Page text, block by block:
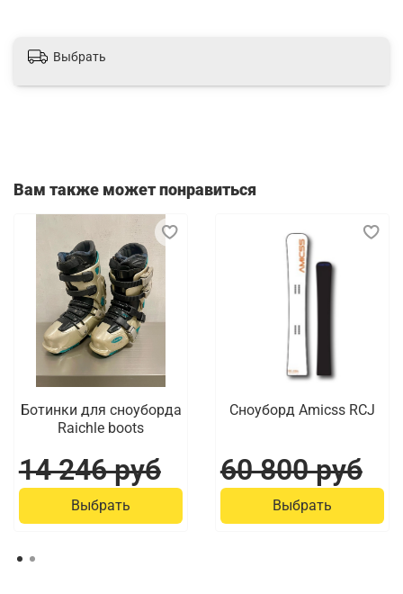
Выбрать
Вам также может понравиться
Ботинки для сноуборда
Raichle boots
14 246 руб
Выбрать
Сноуборд Amicss RCJ
60 800 руб
Выбрать